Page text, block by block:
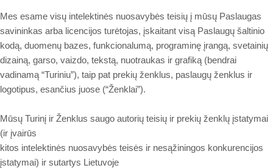
Mes esame visų intelektinės nuosavybės teisių į mūsų Paslaugas
savininkas arba licencijos turėtojas, įskaitant visą Paslaugų šaltinio
kodą, duomenų bazes, funkcionalumą, programinę įrangą, svetainių
dizainą, garso, vaizdo, tekstą, nuotraukas ir grafiką (bendrai
vadinamą “Turiniu”), taip pat prekių ženklus, paslaugų ženklus ir
logotipus, esančius juose (“Ženklai”).
Mūsų Turinį ir Ženklus saugo autorių teisių ir prekių ženklų įstatymai
(ir įvairūs
kitos intelektinės nuosavybės teisės ir nesąžiningos konkurencijos
įstatymai) ir sutartys Lietuvoje